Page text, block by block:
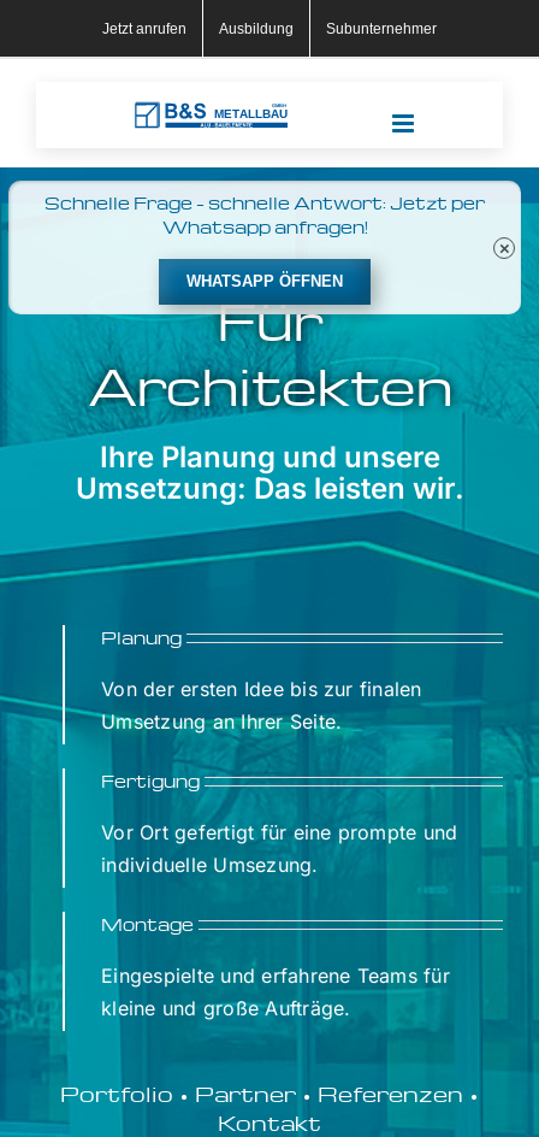
Jetzt anrufen Ausbildung Subunternehmer
Für
Architekten
Ihre Planung und unsere
Umsetzung: Das leisten wir.
Planung
Von der ersten Idee bis zur finalen
Umsetzung an Ihrer Seite.
Fertigung
Vor Ort gefertigt für eine prompte und
individuelle Umsezung.
Montage
Eingespielte und erfahrene Teams für
kleine und große Aufträge.
Portfolio • Partner• Referenzen •
Kontakt
Schnelle Frage – schnelle Antwort: Jetzt per
Whatsapp anfragen!
WHATSAPP ÖFFNEN